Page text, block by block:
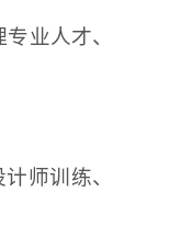
业人才、
师训练、